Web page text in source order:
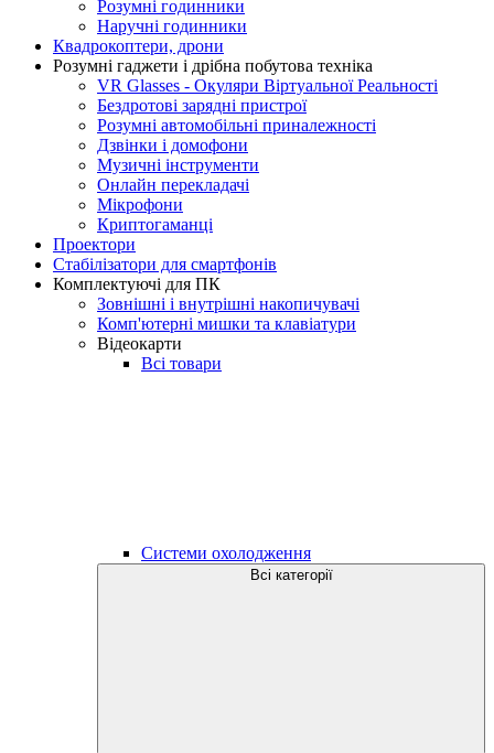
Розумні годинники
Наручні годинники
Квадрокоптери, дрони
Розумні гаджети і дрібна побутова техніка
VR Glasses - Окуляри Віртуальної Реальності
Бездротові зарядні пристрої
Розумні автомобільні приналежності
Дзвінки і домофони
Музичні інструменти
Онлайн перекладачі
Мікрофони
Криптогаманці
Проектори
Стабілізатори для смартфонів
Комплектуючі для ПК
Зовнішні і внутрішні накопичувачі
Комп'ютерні мишки та клавіатури
Відеокарти
Всі товари
Системи охолодження
Всі категорії